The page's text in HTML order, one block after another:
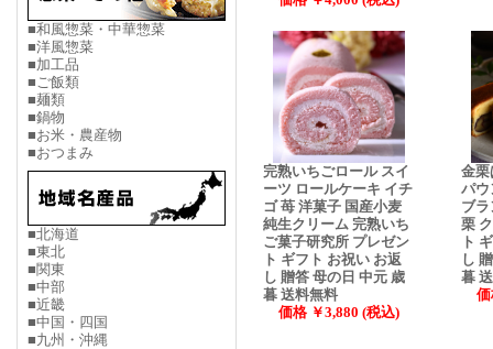
■和風惣菜・中華惣菜
■洋風惣菜
■加工品
■ご飯類
■麺類
■鍋物
■お米・農産物
■おつまみ
■北海道
■東北
■関東
■中部
■近畿
■中国・四国
■九州・沖縄
完熟いちごロール スイ
ーツ ロールケーキ イチ
ゴ 苺 洋菓子 国産小麦
純生クリーム 完熟いち
ご菓子研究所 プレゼン
ト ギフト お祝い お返
し 贈答 母の日 中元 歳
暮 送料無料
価格 ￥3,880 (税込)
金栗
パウ
ブ
栗
ト
し
暮
価